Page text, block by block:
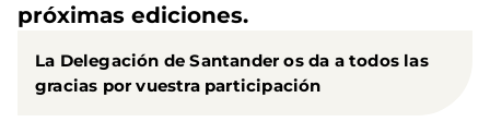
próximas ediciones.
La Delegación de Santander os da a todos las
gracias por vuestra participación